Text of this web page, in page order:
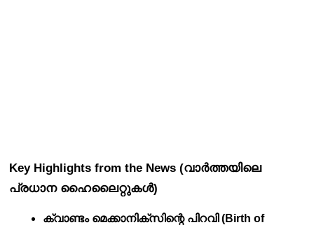
Key Highlights from the News (വാർത്തയിലെ
പ്രധാന ഹൈലൈറ്റുകൾ)
ക്വാണ്ടം മെക്കാനിക്സിന്റെ പിറവി (Birth of